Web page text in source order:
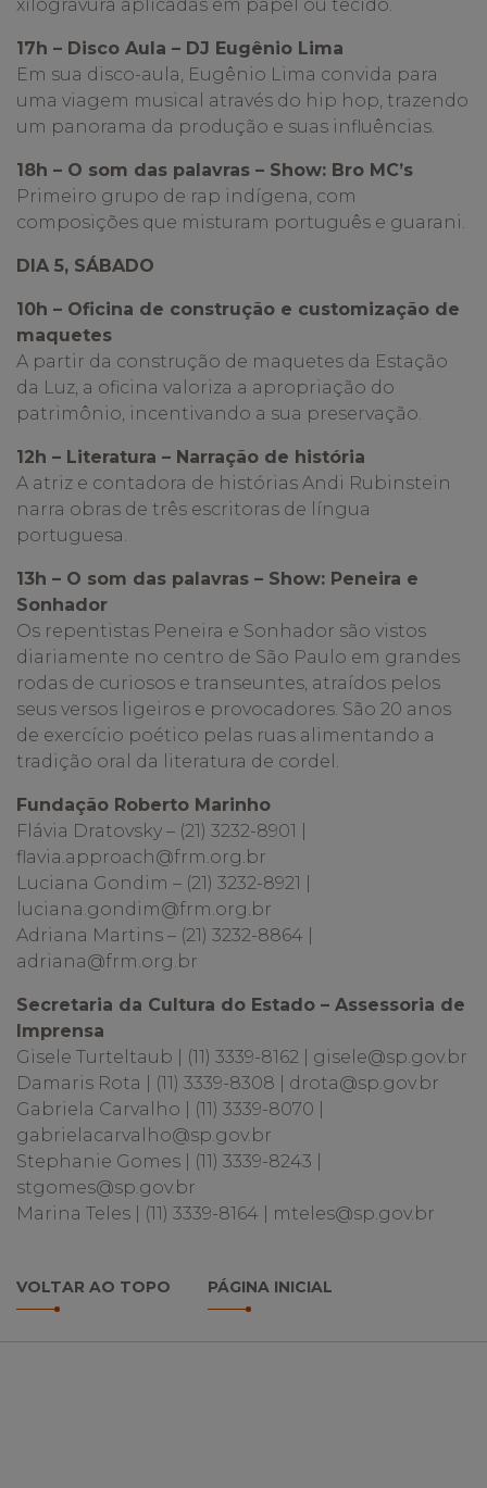
xilogravura aplicadas em papel ou tecido.
17h – Disco Aula – DJ Eugênio Lima
Em sua disco-aula, Eugênio Lima convida para
uma viagem musical através do hip hop, trazendo
um panorama da produção e suas influências.
18h – O som das palavras – Show: Bro MC’s
Primeiro grupo de rap indígena, com
composições que misturam português e guarani.
DIA 5, SÁBADO
10h – Oficina de construção e customização de
maquetes
A partir da construção de maquetes da Estação
da Luz, a oficina valoriza a apropriação do
patrimônio, incentivando a sua preservação.
12h – Literatura – Narração de história
A atriz e contadora de histórias Andi Rubinstein
narra obras de três escritoras de língua
portuguesa.
13h – O som das palavras – Show: Peneira e
Sonhador
Os repentistas Peneira e Sonhador são vistos
diariamente no centro de São Paulo em grandes
rodas de curiosos e transeuntes, atraídos pelos
seus versos ligeiros e provocadores. São 20 anos
de exercício poético pelas ruas alimentando a
tradição oral da literatura de cordel.
Fundação Roberto Marinho
Flávia Dratovsky – (21) 3232-8901 |
flavia.approach@frm.org.br
Luciana Gondim – (21) 3232-8921 |
luciana.gondim@frm.org.br
Adriana Martins – (21) 3232-8864 |
adriana@frm.org.br
Secretaria da Cultura do Estado – Assessoria de
Imprensa
Gisele Turteltaub | (11) 3339-8162 | gisele@sp.gov.br
Damaris Rota | (11) 3339-8308 | drota@sp.gov.br
Gabriela Carvalho | (11) 3339-8070 |
gabrielacarvalho@sp.gov.br
Stephanie Gomes | (11) 3339-8243 |
stgomes@sp.gov.br
Marina Teles | (11) 3339-8164 | mteles@sp.gov.br
VOLTAR AO TOPO PÁGINA INICIAL